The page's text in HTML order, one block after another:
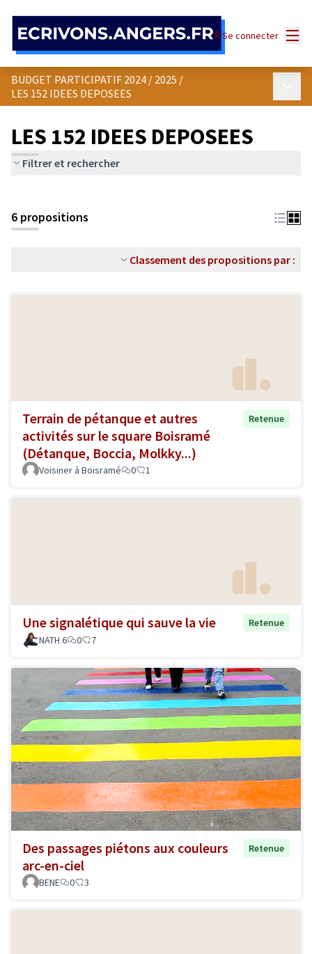
Se connecter
BUDGET PARTICIPATIF 2024 / 2025 /
LES 152 IDEES DEPOSEES
LES 152 IDEES DEPOSEES
Filtrer et rechercher
6 propositions
Classement des propositions par :
Terrain de pétanque et autres
activités sur le square Boisramé
(Détanque, Boccia, Molkky...)
Retenue
Voisiner à Boisramé 0 1
Une signalétique qui sauve la vie
Retenue
NATH 6
0 7
Des passages piétons aux couleurs
arc-en-ciel
Retenue
BENE 0 3